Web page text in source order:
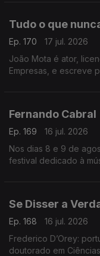
Tudo o que
Ep. 170
17 jul. 2026
João Mota é ator,
Empresas, e escreve
Fernando Cabral
Ep. 169
16 jul. 2026
Nos dias 8 e 9 de
festival dedicado à
Se Disser a
Ep. 168
16 jul. 2026
Frederico D’Orey:
doutorado em